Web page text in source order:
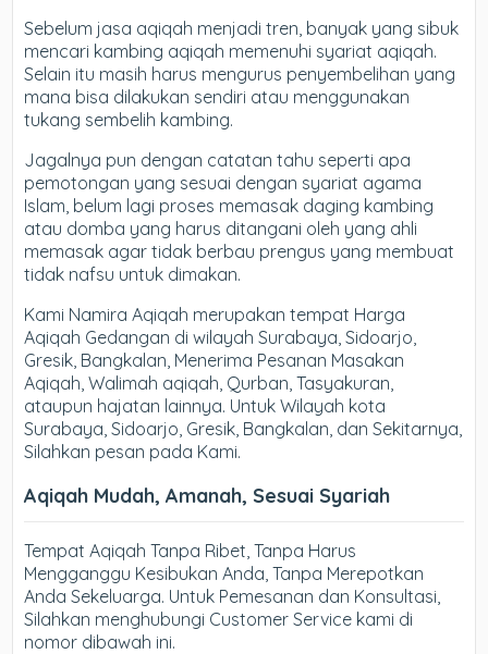
Sebelum jasa aqiqah menjadi tren, banyak yang sibuk
mencari kambing aqiqah memenuhi syariat aqiqah.
Selain itu masih harus mengurus penyembelihan yang
mana bisa dilakukan sendiri atau menggunakan
tukang sembelih kambing.
Jagalnya pun dengan catatan tahu seperti apa
pemotongan yang sesuai dengan syariat agama
Islam, belum lagi proses memasak daging kambing
atau domba yang harus ditangani oleh yang ahli
memasak agar tidak berbau prengus yang membuat
tidak nafsu untuk dimakan.
Kami Namira Aqiqah merupakan tempat Harga
Aqiqah Gedangan di wilayah Surabaya, Sidoarjo,
Gresik, Bangkalan, Menerima Pesanan Masakan
Aqiqah, Walimah aqiqah, Qurban, Tasyakuran,
ataupun hajatan lainnya. Untuk Wilayah kota
Surabaya, Sidoarjo, Gresik, Bangkalan, dan Sekitarnya,
Silahkan pesan pada Kami.
Aqiqah Mudah, Amanah, Sesuai Syariah
Tempat Aqiqah Tanpa Ribet, Tanpa Harus
Mengganggu Kesibukan Anda, Tanpa Merepotkan
Anda Sekeluarga. Untuk Pemesanan dan Konsultasi,
Silahkan menghubungi Customer Service kami di
nomor dibawah ini.